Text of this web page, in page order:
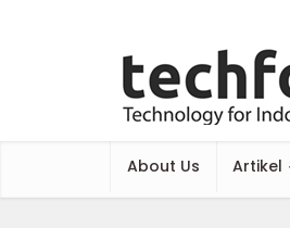
About Us Artikel